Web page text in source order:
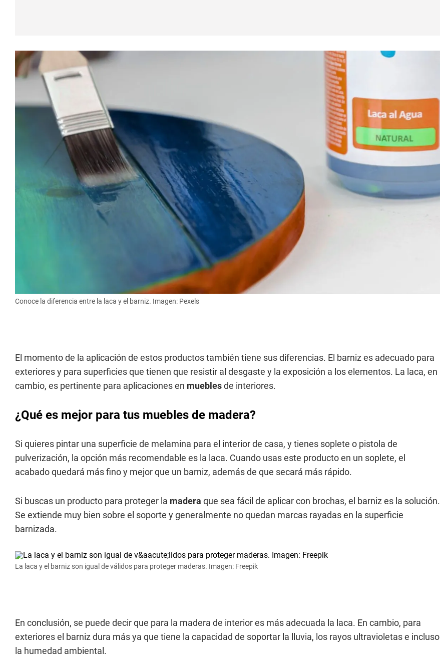
Conoce la diferencia entre la laca y el barniz. Imagen: Pexels
El momento de la aplicación de estos productos también tiene sus diferencias. El barniz es adecuado para
exteriores y para superficies que tienen que resistir al desgaste y la exposición a los elementos. La laca, en
cambio, es pertinente para aplicaciones en mueblesde interiores.
¿Qué es mejor para tus muebles de madera?
Si quieres pintar una superficie de melamina para el interior de casa, y tienes soplete o pistola de
pulverización, la opción más recomendable es la laca. Cuando usas este producto en un soplete, el
acabado quedará más fino y mejor que un barniz, además de que secará más rápido.
Si buscas un producto para proteger la madera que sea fácil de aplicar con brochas, el barniz es la solución.
Se extiende muy bien sobre el soporte y generalmente no quedan marcas rayadas en la superficie
barnizada.
La laca y el barniz son igual de válidos para proteger maderas. Imagen: Freepik
En conclusión, se puede decir que para la madera de interior es más adecuada la laca. En cambio, para
exteriores el barniz dura más ya que tiene la capacidad de soportar la lluvia, los rayos ultravioletas e incluso
la humedad ambiental.